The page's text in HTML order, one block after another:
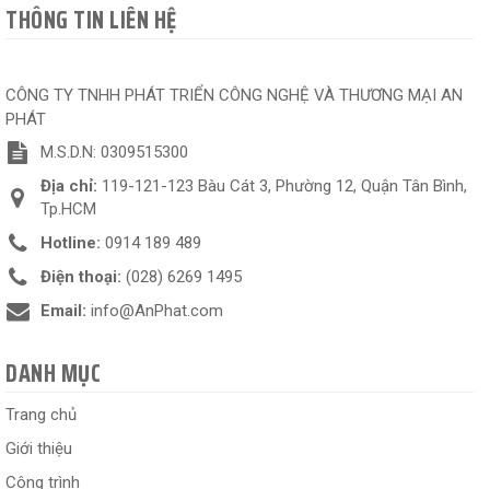
THÔNG TIN LIÊN HỆ
CÔNG TY TNHH PHÁT TRIỂN CÔNG NGHỆ VÀ THƯƠNG MẠI AN
PHÁT
M.S.D.N: 0309515300
Địa chỉ: 119-121-123 Bàu Cát 3, Phường 12, Quận Tân Bình,
Tp.HCM
Hotline: 0914 189 489
Điện thoại: (028) 6269 1495
Email: info@AnPhat.com
DANH MỤC
Trang chủ
Giới thiệu
Công trình